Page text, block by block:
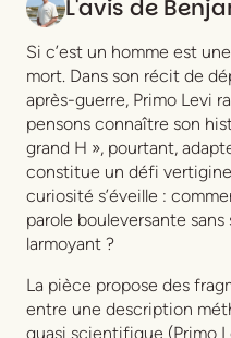
L'avis de
Si c’est un homme est
mort. Dans son récit de
après-guerre, Primo Levi
pensons connaître son
grand H », pourtant,
constitue un défi
curiosité s’éveille :
parole bouleversante
larmoyant ?
La pièce propose des
entre une description
quasi scientifique (Primo